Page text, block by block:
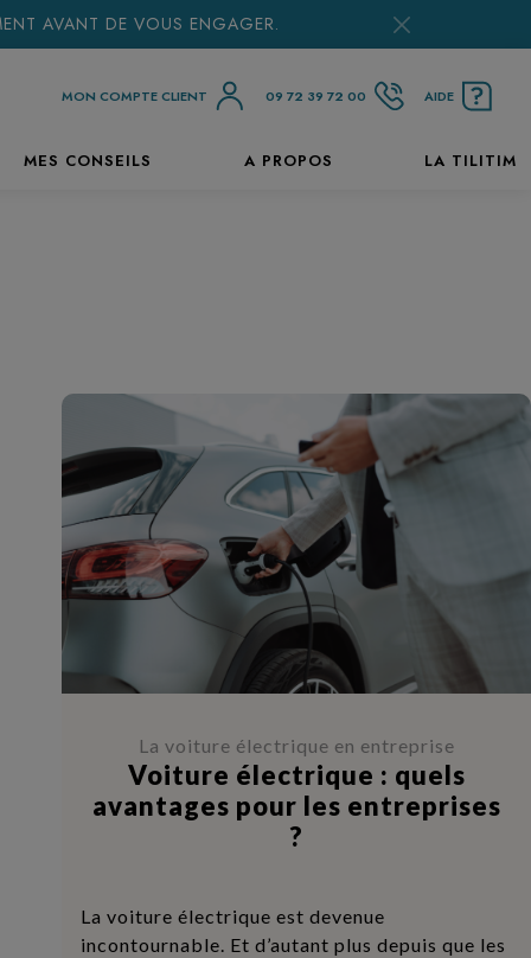
AVANT DE VOUS ENGAGER.
MON COMPTE CLIENT 09 72 39 72 00 AIDE
MES CONSEILS A PROPOS LA TILITIM
La voiture électrique en entreprise
Voiture électrique : quels
avantages pour les entreprises
?
La voiture électrique est devenue
incontournable. Et d’autant plus depuis que les